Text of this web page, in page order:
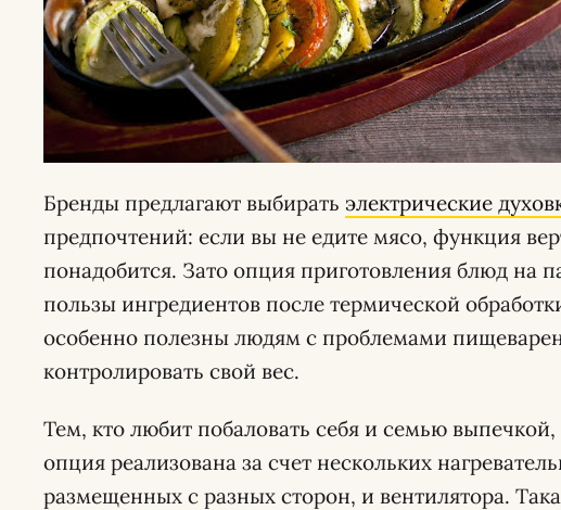
Бренды предлагают выбирать электрические
предпочтений: если вы не едите мясо, функция
понадобится. Зато опция приготовления блюд на
пользы ингредиентов после термической
особенно полезны людям с проблемами
контролировать свой вес.
Тем, кто любит побаловать себя и семью
опция реализована за счет нескольких
размещенных с разных сторон, и вентилятора.